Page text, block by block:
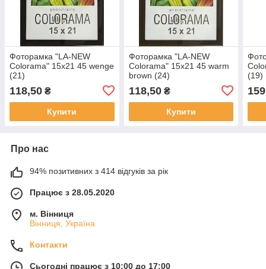
Фоторамка "LA-NEW
Colorama" 15х21 45 wenge
(21)
118,50 ₴
Купити
Фоторамка "LA-NEW
Colorama" 15х21 45 warm
brown (24)
118,50₴
Купити
(19)
Про нас
94% позитивних з 414 відгуків за рік
Працює з 28.05.2020
м. Вінниця
Вінниця, Україна
Контакти
Сьогодні працює з 10:00 до 17:00